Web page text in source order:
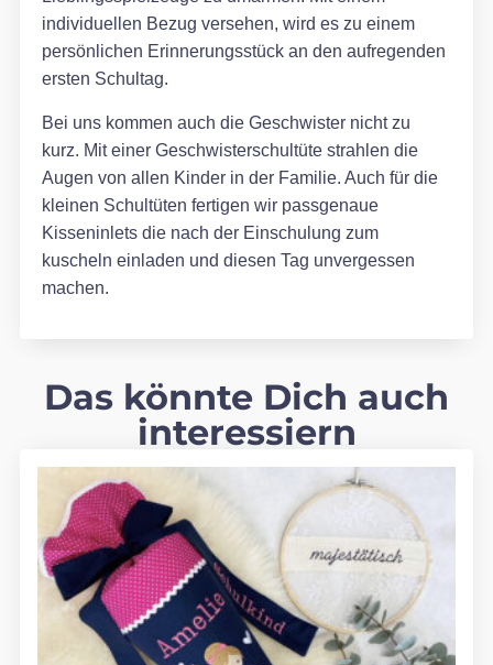
individuellen Bezug versehen, wird es zu einem
persönlichen Erinnerungsstück an den aufregenden
ersten Schultag.
Bei uns kommen auch die Geschwister nicht zu
kurz. Mit einer Geschwisterschultüte strahlen die
Augen von allen Kinder in der Familie. Auch für die
kleinen Schultüten fertigen wir passgenaue
Kisseninlets die nach der Einschulung zum
kuscheln einladen und diesen Tag unvergessen
machen.
Das könnte Dich auch
interessiern